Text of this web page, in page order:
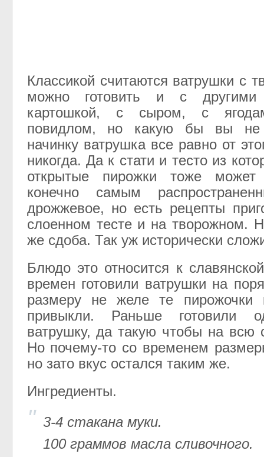
Классикой считаются ватрушки с
можно готовить и с
картошкой, с сыром, с
повидлом, но какую бы вы
начинку ватрушка все равно от
никогда. Да к стати и тесто из
открытые пирожки тоже
конечно самым
дрожжевое, но есть рецепты
слоенном тесте и на творожном.
же сдоба. Так уж исторически
Блюдо это относится к
времен готовили ватрушки на
размеру не желе те
привыкли. Раньше готовили
ватрушку, да такую чтобы на всю
Но почему-то со временем
но зато вкус остался таким же.
Ингредиенты.
3-4 стакана муки.
100 граммов масла сливочного.